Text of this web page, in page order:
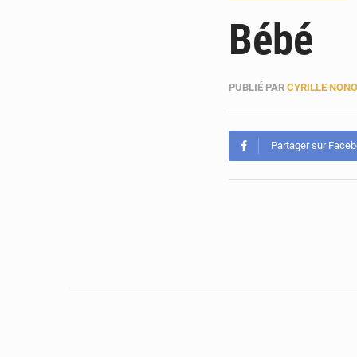
Bébé
PUBLIÉ PAR CYRILLE NONO
Partager sur